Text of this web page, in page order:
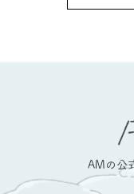
AMの公